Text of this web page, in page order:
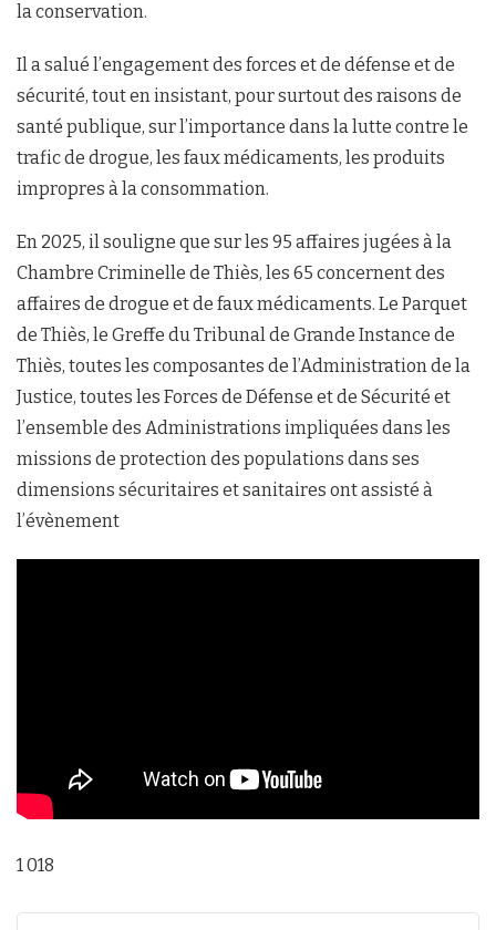
la conservation.
Il a salué l’engagement des forces et de défense et de
sécurité, tout en insistant, pour surtout des raisons de
santé publique, sur l’importance dans la lutte contre le
trafic de drogue, les faux médicaments, les produits
impropres à la consommation.
En 2025, il souligne que sur les 95 affaires jugées à la
Chambre Criminelle de Thiès, les 65 concernent des
affaires de drogue et de faux médicaments. Le Parquet
de Thiès, le Greffe du Tribunal de Grande Instance de
Thiès, toutes les composantes de l’Administration de la
Justice, toutes les Forces de Défense et de Sécurité et
l’ensemble des Administrations impliquées dans les
missions de protection des populations dans ses
dimensions sécuritaires et sanitaires ont assisté à
l’évènement
1 018